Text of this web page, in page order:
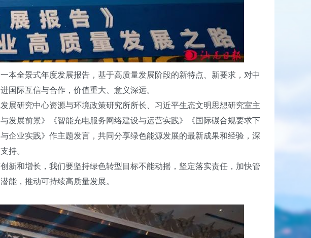
全景式年度发展报告，基于高质量发展阶段的新特点、新要求，对中
国际互信与合作，价值重大、意义深远。
研究中心资源与环境政策研究所所长、习近平生态文明思想研究室主
发展前景》《智能充电服务网络建设与运营实践》《国际碳合规要求下
企业实践》作主题发言，共同分享绿色能源发展的最新成果和经验，深
持。
和增长，我们要坚持绿色转型目标不能动摇，坚定落实责任，加快管
能，推动可持续高质量发展。